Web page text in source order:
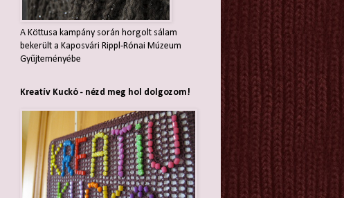
A Köttusa kampány során horgolt sálam
bekerült a Kaposvári Rippl-Rónai Múzeum
Gyűjteményébe
Kreatív Kuckó - nézd meg hol dolgozom!